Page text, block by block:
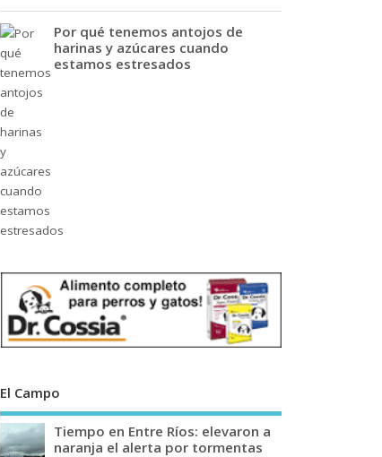
Por qué tenemos antojos de
harinas y azúcares cuando
estamos estresados
El Campo
Tiempo en Entre Ríos: elevaron a
naranja el alerta por tormentas